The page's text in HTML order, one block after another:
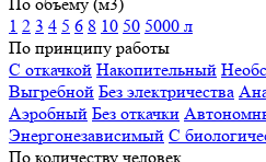
1 2 3 4 5 6 8 10 50 5000 л
По принципу работы
С откачкой Накопительный
Выгребной Без электричества
Аэробный Без откачки
Энергонезависимый С
По количеству человек